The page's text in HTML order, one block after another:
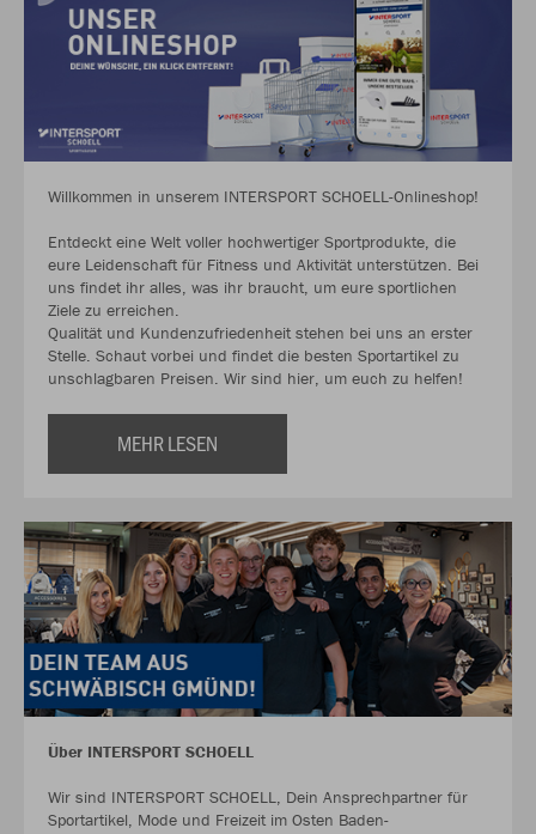
Willkommen in unserem INTERSPORT SCHOELL-Onlineshop!
Entdeckt eine Welt voller hochwertiger Sportprodukte, die
eure Leidenschaft für Fitness und Aktivität unterstützen. Bei
uns findet ihr alles, was ihr braucht, um eure sportlichen
Ziele zu erreichen.
Qualität und Kundenzufriedenheit stehen bei uns an erster
Stelle. Schaut vorbei und findet die besten Sportartikel zu
unschlagbaren Preisen. Wir sind hier, um euch zu helfen!
MEHR LESEN
Über INTERSPORT SCHOELL
Wir sind INTERSPORT SCHOELL, Dein Ansprechpartner für
Sportartikel, Mode und Freizeit im Osten Baden-